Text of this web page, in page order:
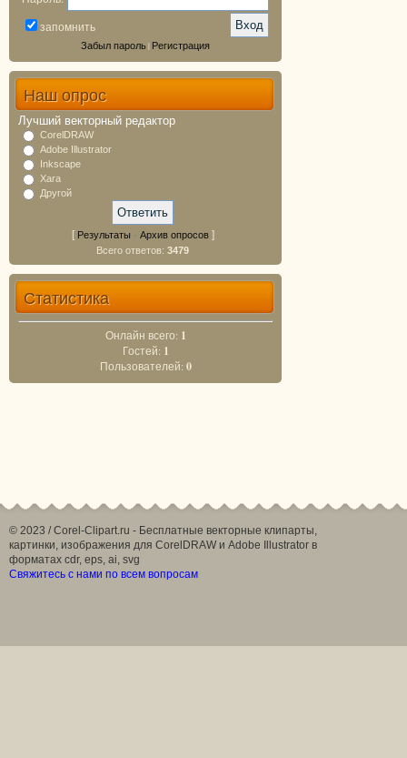
запомнить
Забыл пароль| Регистрация
Наш опрос
Лучший векторный редактор
CorelDRAW
Adobe Illustrator
Inkscape
Xara
Другой
[ Результаты · Архив опросов]
Всего ответов:3479
Статистика
Онлайн всего: 1
Гостей: 1
Пользователей: 0
© 2023 / Corel-Clipart.ru - Бесплатные векторные клипарты,
картинки, изображения для CorelDRAW и Adobe Illustrator в
форматах cdr, eps, ai, svg
Свяжитесь с нами по всем вопросам